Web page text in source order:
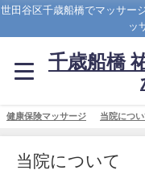
世田谷区千歳船橋でマッサー
ッ
千歳船橋
健康保険マッサージ 当院につい
当院について